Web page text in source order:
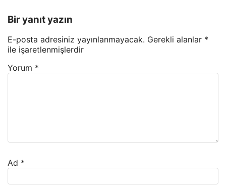
Bir yanıt yazın
E-posta adresiniz yayınlanmayacak. Gerekli alanlar *
ile işaretlenmişlerdir
Yorum *
Ad *